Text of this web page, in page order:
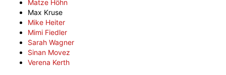
Matze Höhn
Max Kruse
Mike Heiter
Mimi Fiedler
Sarah Wagner
Sinan Movez
Verena Kerth